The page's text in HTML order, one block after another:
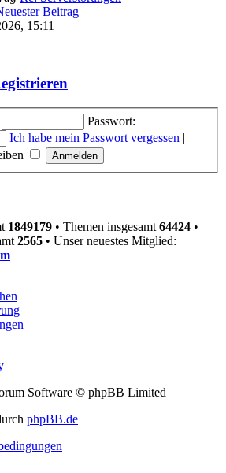
Beitrag
15:11
Passwort:
Ich habe mein Passwort vergessen |
1849179 • Themen insgesamt 64424 •
2565 • Unser neuestes Mitglied:
Software © phpBB Limited
phpBB.de